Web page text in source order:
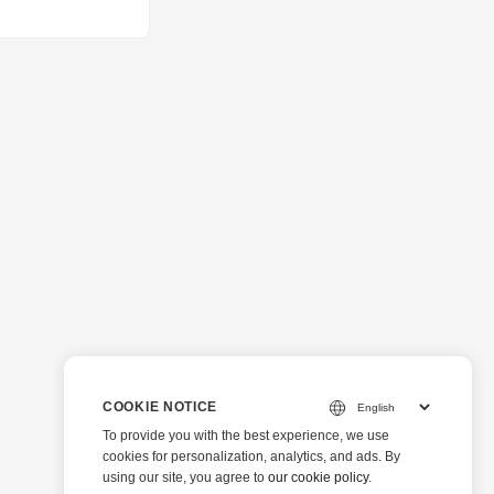
COOKIE NOTICE
To provide you with the best experience, we use
cookies for personalization, analytics, and ads. By
using our site, you agree to our cookie policy.